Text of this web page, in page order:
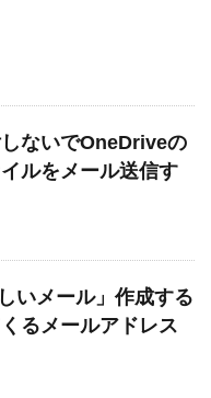
ないでOneDriveの
ルをメール送信す
いメール」作成する
るメールアドレス